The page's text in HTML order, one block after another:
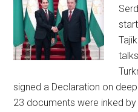
signed a Declaration on
23 documents were inked